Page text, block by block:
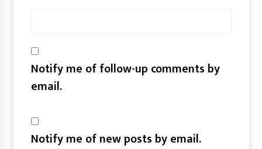
Notify me of follow-up comments by
email.
Notify me of new posts by email.